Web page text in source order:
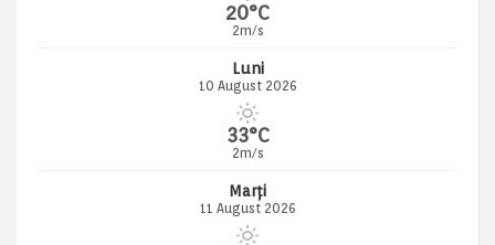
20°C
2m/s
Luni
10 August 2026
33°C
2m/s
Marți
11 August 2026